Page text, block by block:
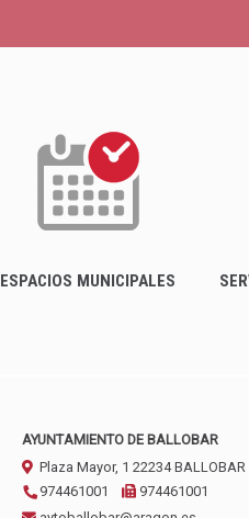
ESPACIOS MUNICIPALES
AYUNTAMIENTO DE BALLOBAR
Plaza Mayor, 1 22234 BALLOBAR
974461001
974461001